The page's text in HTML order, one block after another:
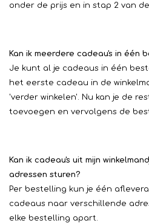
onder de prijs en in stap 2 van
Kan ik meerdere cadeau's in één
Je kunt al je cadeaus in één
het eerste cadeau in de
'verder winkelen'. Nu kan je de
toevoegen en vervolgens de
Kan ik cadeau's uit mijn
adressen sturen?
Per bestelling kun je één
cadeaus naar verschillende
elke bestelling apart.